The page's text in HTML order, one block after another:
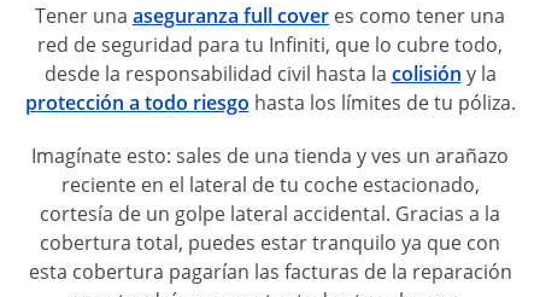
Tener una aseguranza full cover es como tener una
red de seguridad para tu Infiniti, que lo cubre todo,
desde la responsabilidad civil hasta la colisión y la
protección a todo riesgo hasta los límites de tu póliza.
Imagínate esto: sales de una tienda y ves un arañazo
reciente en el lateral de tu coche estacionado,
cortesía de un golpe lateral accidental. Gracias a la
cobertura total, puedes estar tranquilo ya que con
esta cobertura pagarían las facturas de la reparación